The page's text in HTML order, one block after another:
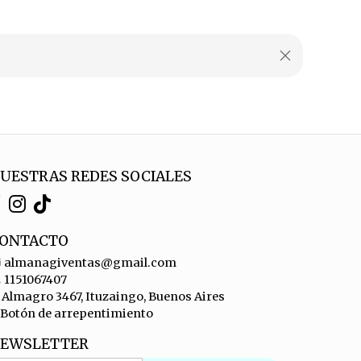
REDES SOCIALES
almanagiventas@gmail.com
1151067407
Almagro 3467, Ituzaingo, Buenos Aires
Botón de arrepentimiento